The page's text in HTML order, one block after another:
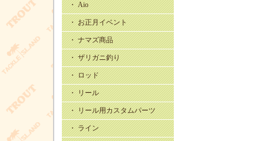
・ Aio
・ お正月イベント
・ ナマズ商品
・ ザリガニ釣り
・ ロッド
・ リール
・ リール用カスタムパーツ
・ ライン